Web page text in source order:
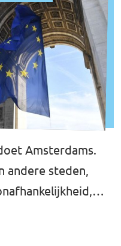
Amsterdams.
andere steden,
Amsterdam